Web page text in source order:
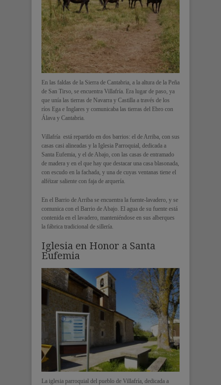
En las faldas de la Sierra de Cantabria, a la altura de la Peña
de San Tirso, se encuentra Villafría. Era lugar de paso, ya
que unía las tierras de Navarra y Castilla a través de los
ríos Ega e Inglares y comunicaba las tierras del Ebro con
Álava y Cantabria.
Villafría está repartido en dos barrios: el de Arriba, con sus
casas casi alineadas y la Iglesia Parroquial, dedicada a
Santa Eufemia, y el de Abajo, con las casas de entramado
de madera y en el que hay que destacar una casa blasonada,
con escudo en la fachada, y una de cuyas ventanas tiene el
alféizar saliente con faja de arquería.
En el Barrio de Arriba se encuentra la fuente-lavadero, y se
comunica con el Barrio de Abajo. El agua de su fuente está
contenida en el lavadero, manteniéndose en sus alberques
la fábrica tradicional de sillería.
Iglesia en Honor a Santa
Eufemia
La iglesia parroquial del pueblo de Villafría, dedicada a